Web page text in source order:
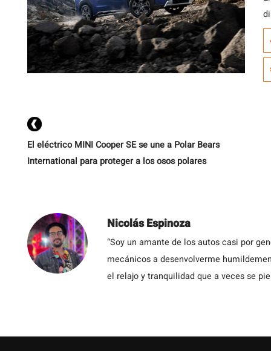
El eléctrico MINI Cooper SE se une a Polar Bears
International para proteger a los osos polares
Nicolás Espinoza
“Soy un amante de los autos casi por
mecánicos a desenvolverme
el relajo y tranquilidad que a veces se